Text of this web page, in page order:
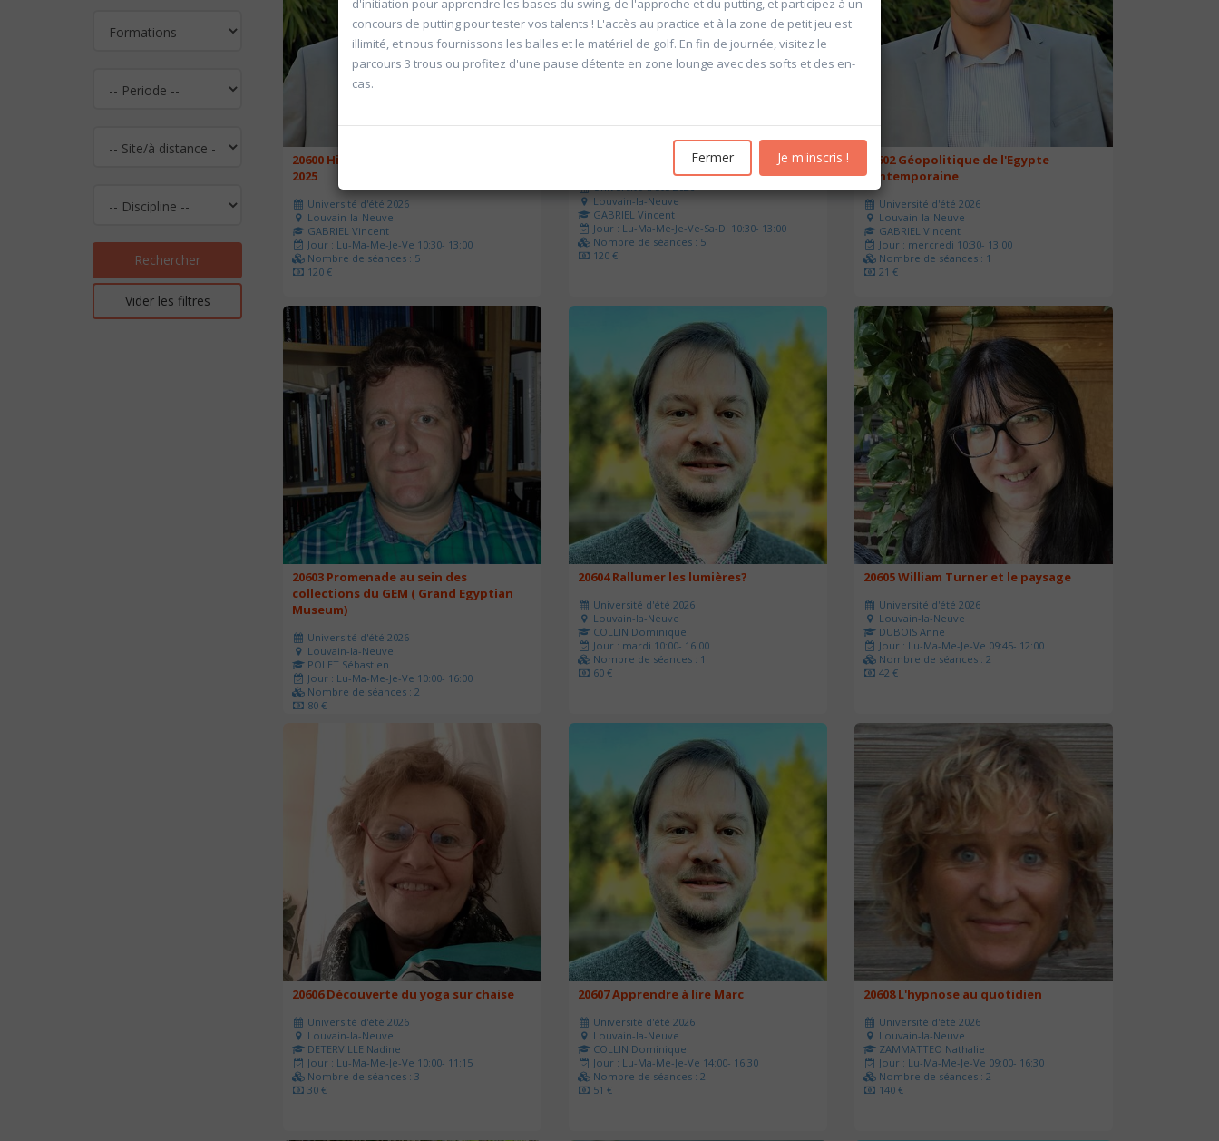
Rechercher
Vider les filtres
20600 Histoire de l'Allemagne de 1871 à
2025
Université d'été 2026
Louvain-la-Neuve
GABRIEL Vincent
Jour : Lu-Ma-Me-Je-Ve 10:30- 13:00
Nombre de séances : 5
120 €
20601 Géopolitique de l'énergie
Université d'été 2026
Louvain-la-Neuve
GABRIEL Vincent
Jour : Lu-Ma-Me-Je-Ve-Sa-Di 10:30- 13:00
Nombre de séances : 5
120 €
20602 Géopolitique de l'Egypte
contemporaine
Université d'été 2026
Louvain-la-Neuve
GABRIEL Vincent
Jour : mercredi 10:30- 13:00
Nombre de séances : 1
21 €
20603 Promenade au sein des
collections du GEM ( Grand Egyptian
Museum)
Université d'été 2026
Louvain-la-Neuve
POLET Sébastien
Jour : Lu-Ma-Me-Je-Ve 10:00- 16:00
Nombre de séances : 2
80 €
20604 Rallumer les lumières?
Université d'été 2026
Louvain-la-Neuve
COLLIN Dominique
Jour : mardi 10:00- 16:00
Nombre de séances : 1
60 €
20605 William Turner et le paysage
Université d'été 2026
Louvain-la-Neuve
DUBOIS Anne
Jour : Lu-Ma-Me-Je-Ve 09:45- 12:00
Nombre de séances : 2
42 €
20606 Découverte du yoga sur chaise
Université d'été 2026
Louvain-la-Neuve
DETERVILLE Nadine
Jour : Lu-Ma-Me-Je-Ve 10:00- 11:15
Nombre de séances : 3
30 €
20607 Apprendre à lire Marc
Université d'été 2026
Louvain-la-Neuve
COLLIN Dominique
Jour : Lu-Ma-Me-Je-Ve 14:00- 16:30
Nombre de séances : 2
51 €
20608 L'hypnose au quotidien
Université d'été 2026
Louvain-la-Neuve
ZAMMATTEO Nathalie
Jour : Lu-Ma-Me-Je-Ve 09:00- 16:30
Nombre de séances : 2
140 €
d'initiation pour apprendre les bases du swing, de l'approche et du putting, et participez à un
concours de putting pour tester vos talents ! L'accès au practice et à la zone de petit jeu est
illimité, et nous fournissons les balles et le matériel de golf. En fin de journée, visitez le
parcours 3 trous ou profitez d'une pause détente en zone lounge avec des softs et des en-
cas.
Fermer Je m'inscris !